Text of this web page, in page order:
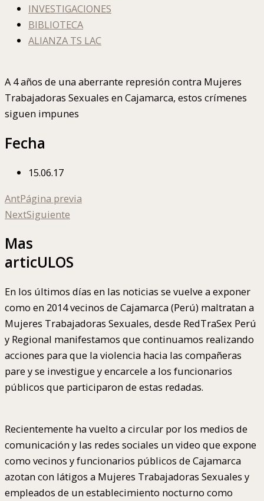
INVESTIGACIONES
BIBLIOTECA
ALIANZA TS LAC
A 4 años de una aberrante represión contra Mujeres
Trabajadoras Sexuales en Cajamarca, estos crímenes
siguen impunes
Fecha
15.06.17
AntPágina previa
NextSiguiente
Mas
articULOS
En los últimos días en las noticias se vuelve a exponer
como en 2014 vecinos de Cajamarca (Perú) maltratan a
Mujeres Trabajadoras Sexuales, desde RedTraSex Perú
y Regional manifestamos que continuamos realizando
acciones para que la violencia hacia las compañeras
pare y se investigue y encarcele a los funcionarios
públicos que participaron de estas redadas.
Recientemente ha vuelto a circular por los medios de
comunicación y las redes sociales un video que expone
como vecinos y funcionarios públicos de Cajamarca
azotan con látigos a Mujeres Trabajadoras Sexuales y
empleados de un establecimiento nocturno como